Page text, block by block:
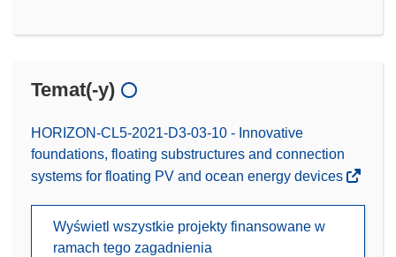
Temat(-y)
HORIZON-CL5-2021-D3-03-10 - Innovative
foundations, floating substructures and connection
systems for floating PV and ocean energy devices
Wyświetl wszystkie projekty finansowane w
ramach tego zagadnienia